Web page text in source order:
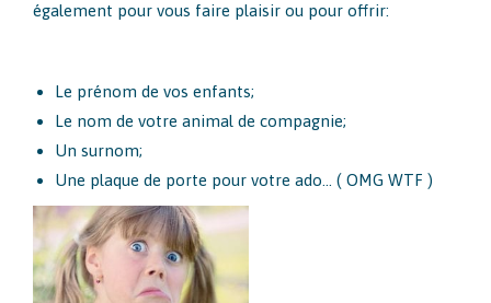
également pour vous faire plaisir ou pour offrir:
Le prénom de vos enfants;
Le nom de votre animal de compagnie;
Un surnom;
Une plaque de porte pour votre ado… ( OMG WTF )